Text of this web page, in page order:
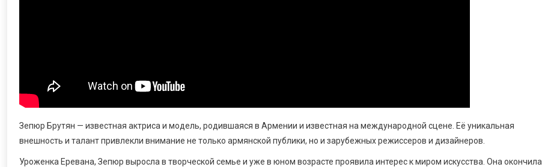
Зепюр Брутян — известная актриса и модель, родившаяся в Армении и известная на международной сцене. Её уникальная
внешность и талант привлекли внимание не только армянской публики, но и зарубежных режиссеров и дизайнеров.
Уроженка Еревана, Зепюр выросла в творческой семье и уже в юном возрасте проявила интерес к миром искусства. Она окончила